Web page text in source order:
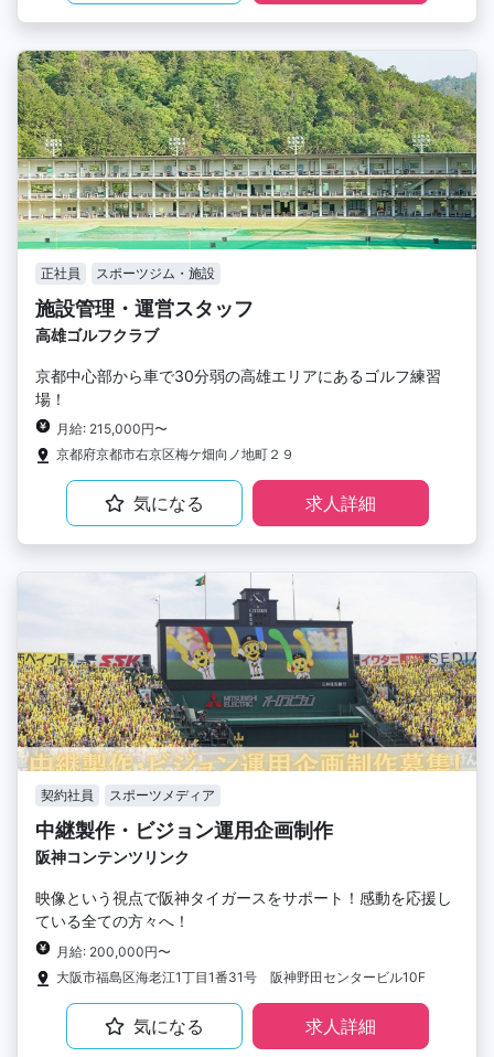
正社員 スポーツジム・施設
施設管理・運営スタッフ
高雄ゴルフクラブ
京都中心部から車で30分弱の高雄エリアにあるゴルフ練習
場！
月給: 215,000円〜
京都府京都市右京区梅ケ畑向ノ地町２９
気になる 求人詳細
契約社員 スポーツメディア
中継製作・ビジョン運用企画制作
阪神コンテンツリンク
映像という視点で阪神タイガースをサポート！感動を応援し
ている全ての方々へ！
月給: 200,000円〜
大阪市福島区海老江1丁目1番31号 阪神野田センタービル10F
気になる 求人詳細